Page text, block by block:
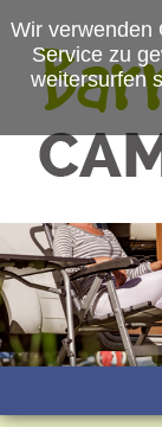
Wir verwenden
Service zu
weitersurfen